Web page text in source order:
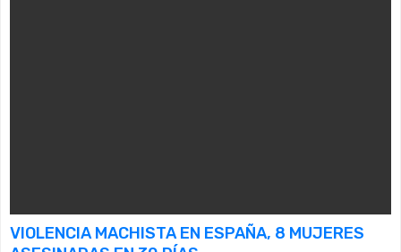
VIOLENCIA MACHISTA EN ESPAÑA, 8 MUJERES